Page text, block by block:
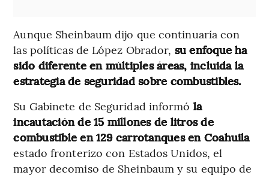
Aunque Sheinbaum dijo que continuaría con
las políticas de López Obrador, su enfoque ha
sido diferente en múltiples áreas, incluida la
estrategia de seguridad sobre combustibles.
Su Gabinete de Seguridad informó la
incautación de 15 millones de litros de
combustible en 129 carrotanques en Coahuila
estado fronterizo con Estados Unidos, el
mayor decomiso de Sheinbaum y su equipo de